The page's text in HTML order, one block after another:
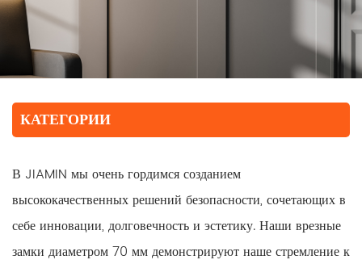
КАТЕГОРИИ
В JIAMIN мы очень гордимся созданием
высококачественных решений безопасности, сочетающих в
себе инновации, долговечность и эстетику. Наши врезные
замки диаметром 70 мм демонстрируют наше стремление к